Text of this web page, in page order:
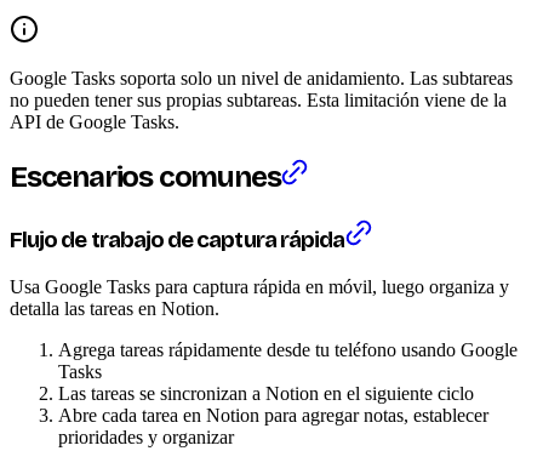
Google Tasks soporta solo un nivel de anidamiento. Las subtareas
no pueden tener sus propias subtareas. Esta limitación viene de la
API de Google Tasks.
Escenarios comunes
Flujo de trabajo de captura rápida
Usa Google Tasks para captura rápida en móvil, luego organiza y
detalla las tareas en Notion.
Agrega tareas rápidamente desde tu teléfono usando Google
Tasks
Las tareas se sincronizan a Notion en el siguiente ciclo
Abre cada tarea en Notion para agregar notas, establecer
prioridades y organizar